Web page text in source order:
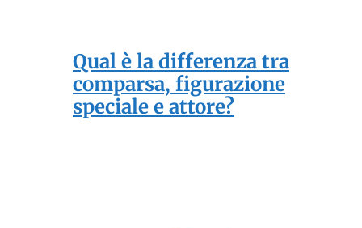
Qual è la differenza tra
comparsa, figurazione
speciale e attore?